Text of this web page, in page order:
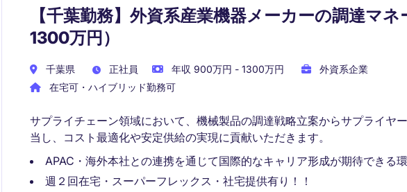
【千葉勤務】外資系産業機器メーカーの調達マ
1300万円）
千葉県 正社員 年収 900万円 - 1300万円
外資系企業
在宅可・ハイブリッド勤務可
サプライチェーン領域において、機械製品の調達戦略立案からサプライヤ
当し、コスト最適化や安定供給の実現に貢献いただきます。
APAC・海外本社との連携を通じて国際的なキャリア形成が期待できる
週２回在宅・スーパーフレックス・社宅提供有り！！